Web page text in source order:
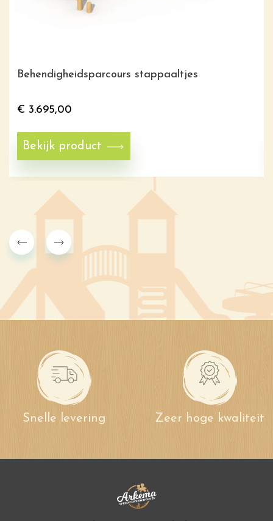
Behendigheidsparcours stappaaltjes
€ 3.695,00
Bekijk product
Snelle levering Zeer hoge kwaliteit